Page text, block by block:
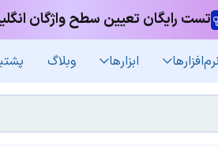
تست رایگان تعیین سطح واژگان
نرم‌افزار‌ها ابزارها وبلاگ